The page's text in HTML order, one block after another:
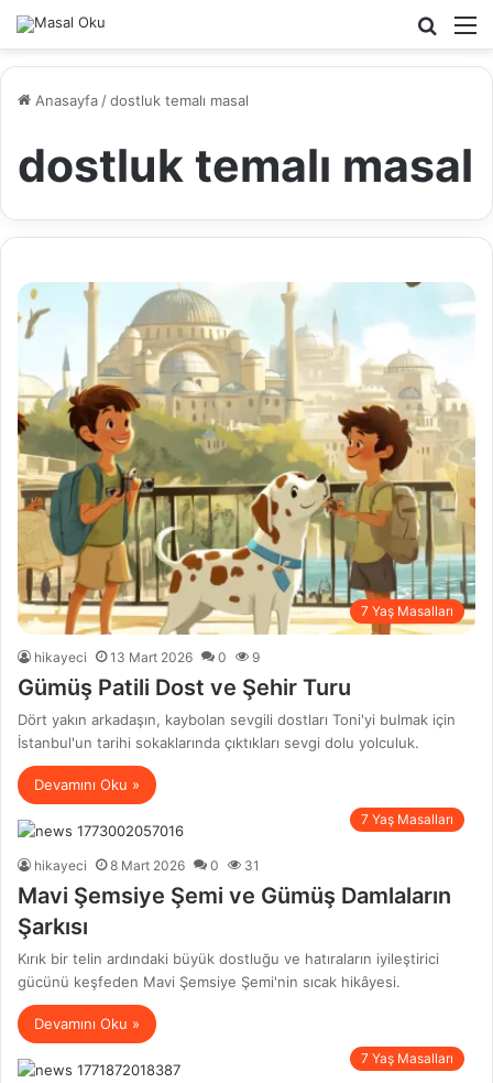
Arama
Anasayfa /dostluk temalı masal
dostluk temalı masal
7 Yaş Masalları
hikayeci 13 Mart 2026 0 9
Gümüş Patili Dost ve Şehir Turu
Dört yakın arkadaşın, kaybolan sevgili dostları Toni'yi bulmak için
İstanbul'un tarihi sokaklarında çıktıkları sevgi dolu yolculuk.
Devamını Oku »
7 Yaş Masalları
hikayeci 8 Mart 2026 0 31
Mavi Şemsiye Şemi ve Gümüş Damlaların
Şarkısı
Kırık bir telin ardındaki büyük dostluğu ve hatıraların iyileştirici
gücünü keşfeden Mavi Şemsiye Şemi'nin sıcak hikâyesi.
Devamını Oku »
7 Yaş Masalları